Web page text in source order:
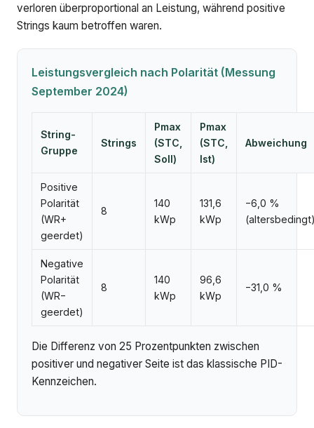
verloren überproportional an Leistung, während positive
Strings kaum betroffen waren.
Leistungsvergleich nach Polarität (Messung
September 2024)
String-
Gruppe
Strings
Pmax
(STC,
Soll)
Pmax
(STC,
Ist)
Abweichung
Positive
Polarität
(WR+
geerdet)
8
140
kWp
131,6
kWp
−6,0 %
Negative
Polarität
(WR−
geerdet)
8
140
kWp
96,6
kWp
−31,0 %
Die Differenz von 25 Prozentpunkten zwischen
positiver und negativer Seite ist das klassische PID-
Kennzeichen.